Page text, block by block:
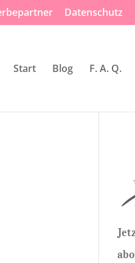
Datenschutz
Start Blog F. A. Q.